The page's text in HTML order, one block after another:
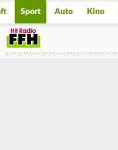
Sport Auto Kino